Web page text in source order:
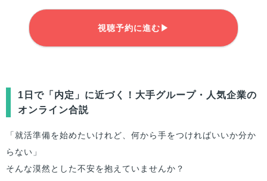
視聴予約に進む▶
1日で「内定」に近づく！大手グループ・人気企業の
オンライン合説
「就活準備を始めたいけれど、何から手をつければいいか分か
らない」
そんな漠然とした不安を抱えていませんか？